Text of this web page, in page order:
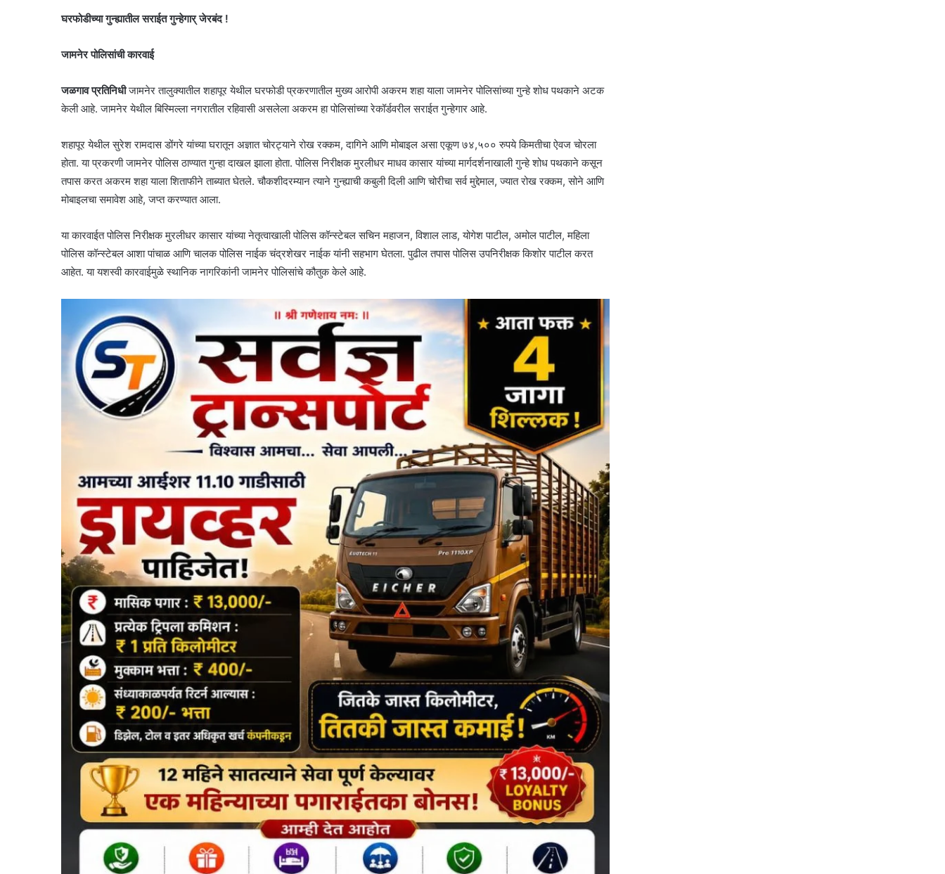
घरफोडीच्या गुन्ह्यातील सराईत गुन्हेगार् जेरबंद !
जामनेर पोलिसांची कारवाई
जळगाव प्रतिनिधीजामनेर तालुक्यातील शहापूर येथील घरफोडी प्रकरणातील मुख्य आरोपी अकरम शहा याला जामनेर पोलिसांच्या गुन्हे शोध पथकाने अटक
केली आहे. जामनेर येथील बिस्मिल्ला नगरातील रहिवासी असलेला अकरम हा पोलिसांच्या रेकॉर्डवरील सराईत गुन्हेगार आहे.
शहापूर येथील सुरेश रामदास डोंगरे यांच्या घरातून अज्ञात चोरट्याने रोख रक्कम, दागिने आणि मोबाइल असा एकूण ७४,५०० रुपये किमतीचा ऐवज चोरला
होता. या प्रकरणी जामनेर पोलिस ठाण्यात गुन्हा दाखल झाला होता. पोलिस निरीक्षक मुरलीधर माधव कासार यांच्या मार्गदर्शनाखाली गुन्हे शोध पथकाने कसून
तपास करत अकरम शहा याला शिताफीने ताब्यात घेतले. चौकशीदरम्यान त्याने गुन्ह्याची कबुली दिली आणि चोरीचा सर्व मुद्देमाल, ज्यात रोख रक्कम, सोने आणि
मोबाइलचा समावेश आहे, जप्त करण्यात आला.
या कारवाईत पोलिस निरीक्षक मुरलीधर कासार यांच्या नेतृत्वाखाली पोलिस कॉन्स्टेबल सचिन महाजन, विशाल लाड, योगेश पाटील, अमोल पाटील, महिला
पोलिस कॉन्स्टेबल आशा पांचाळ आणि चालक पोलिस नाईक चंद्रशेखर नाईक यांनी सहभाग घेतला. पुढील तपास पोलिस उपनिरीक्षक किशोर पाटील करत
आहेत. या यशस्वी कारवाईमुळे स्थानिक नागरिकांनी जामनेर पोलिसांचे कौतुक केले आहे.